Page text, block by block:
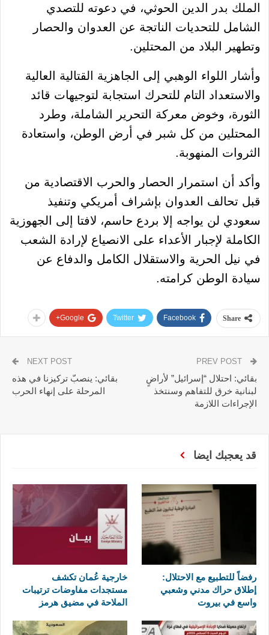
الملك بدر الدين الحوثي، في دعوته للتصدي
الشامل للتحديات الناتجة عن العدوان والحصار
وتطهير البلاد من المحتلين.
وأشار اللواء الوهبي إلى الجاهزية القتالية العالية
والاستعداد التام للتحرك استجابة لتوجيهات قائد
الثورة، وخوض معركة التحرير الشاملة، وطرد
المحتلين من كل شبر في أرض الوطن، واستعادة
الثروات المنهوبة.
وأكد أن استمرار الحصار والحرب الاقتصادية من
قبل تحالف العدوان بإشراف أمريكي وتنفيذ
سعودي لن يواجه إلا بردع حاسم، لافتا إلى الجهوزية
الكاملة لإجبار الأعداء على الانصياع لإرادة الشعب
في نيل الحرية والاستقلال الكامل والدفاع عن
سيادة الوطن كرامته.
Share
Facebook
Twitter
Google+
بقائي: احتلال “إسرائيل” لأراضٍ
لبنانية خرق للتفاهم وسنتخذ
الإجراءات اللازمة
NEXT POST
بقائي: ينصبّ تركيزنا في هذه
المرحلة على إنهاء الحرب
قد يعجبك ايضا
رفضاً للتطبيع مع الاحتلال:
إطلاق حراك مدني وشعبي
واسع في بيروت
خارجية عُمان تكشف
مستجدات مفاوضات ترتيبات
الملاحة في مضيق هرمز